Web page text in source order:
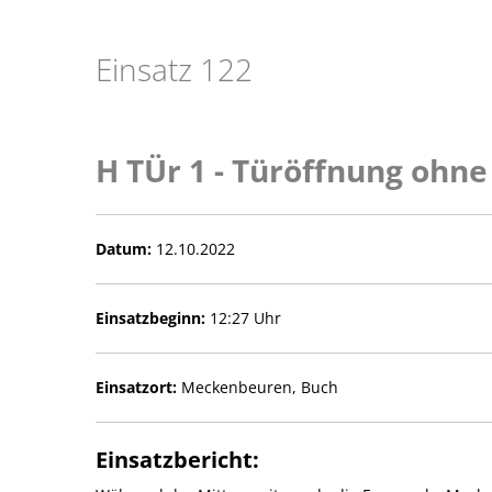
Einsatz 122
H TÜr 1 - Türöffnung
Datum: 12.10.2022
Einsatzbeginn: 12:27 Uhr
Einsatzort: Meckenbeuren, Buch
Einsatzbericht: